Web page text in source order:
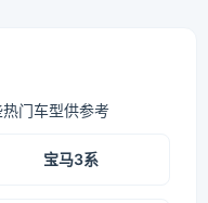
门车型供参考
宝马3系